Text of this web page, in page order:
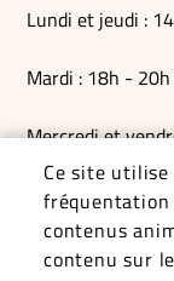
Ce site utilise
fréquentation
contenus
contenu sur
Lundi et jeudi :
Mardi : 18h - 20h
Mercredi et
Permanences
sur RDV